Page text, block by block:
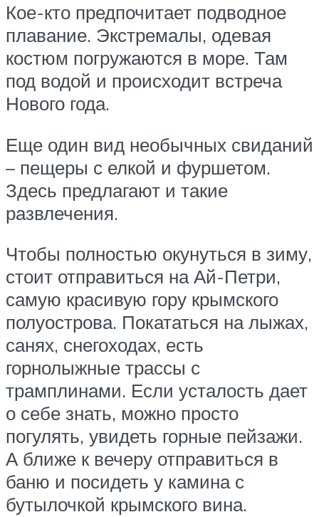
Кое-кто предпочитает подводное
плавание. Экстремалы, одевая
костюм погружаются в море. Там
под водой и происходит встреча
Нового года.
Еще один вид необычных свиданий
– пещеры с елкой и фуршетом.
Здесь предлагают и такие
развлечения.
Чтобы полностью окунуться в зиму,
стоит отправиться на Ай-Петри,
самую красивую гору крымского
полуострова. Покататься на лыжах,
санях, снегоходах, есть
горнолыжные трассы с
трамплинами. Если усталость дает
о себе знать, можно просто
погулять, увидеть горные пейзажи.
А ближе к вечеру отправиться в
баню и посидеть у камина с
бутылочкой крымского вина.